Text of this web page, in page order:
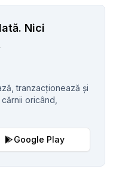
Nici
tranzacționează și
oricând,
Google Play